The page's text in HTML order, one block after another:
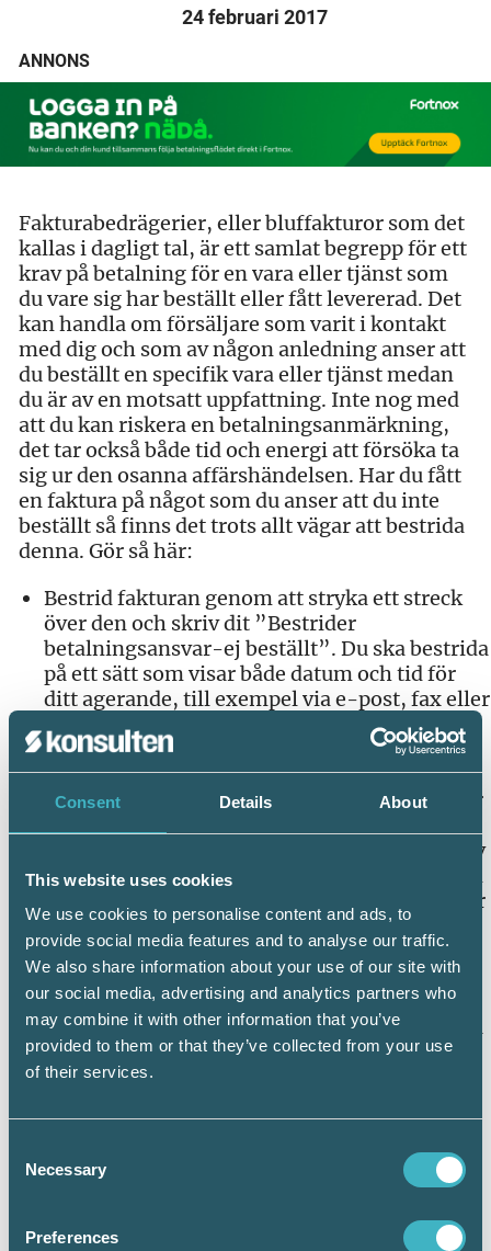
Consent Details About
This website uses cookies
We use cookies to personalise content and ads, to
provide social media features and to analyse our traffic.
We also share information about your use of our site with
our social media, advertising and analytics partners who
may combine it with other information that you’ve
provided to them or that they’ve collected from your use
of their services.
Selection
Necessary
Preferences
24 februari 2017
ANNONS
Fakturabedrägerier, eller bluffakturor som det
kallas i dagligt tal, är ett samlat begrepp för ett
krav på betalning för en vara eller tjänst som
du vare sig har beställt eller fått levererad. Det
kan handla om försäljare som varit i kontakt
med dig och som av någon anledning anser att
du beställt en specifik vara eller tjänst medan
du är av en motsatt uppfattning. Inte nog med
att du kan riskera en betalningsanmärkning,
det tar också både tid och energi att försöka ta
sig ur den osanna affärshändelsen. Har du fått
en faktura på något som du anser att du inte
beställt så finns det trots allt vägar att bestrida
denna. Gör så här:
Bestrid fakturan genom att stryka ett streck
över den och skriv dit ”Bestrider
betalningsansvar-ej beställt”. Du ska bestrida
på ett sätt som visar både datum och tid för
ditt agerande, till exempel via e-post, fax eller
rekommenderat brev. Sedan returnerar du
fakturan till avsändaren och sparar en kopia
på det du skickat.
Gör en polisanmälan eftersom falska fakturor
Om du får en påminnelse eller ett inkassobrev
så bestrider du även dessa på samma sätt som
originalfakturan. Motivera varför du bestrider
och skicka med en kopia på det tidigare
bestridandet.
Om betalningskrav ändå skulle lämnas in till
Kronofogden så får du ett brev från denna.
Detta brev ska du också bestrida omgående så
att inte fordran fastställs som en skuld. Skriv
att du bestridit fakturan och att det inte finns
Efter att du bestridit till Kronofogden så kan
företaget som skickat fakturan ändå välja att
driva ärendet vidare till tingsrätten. Det är då
avtal.